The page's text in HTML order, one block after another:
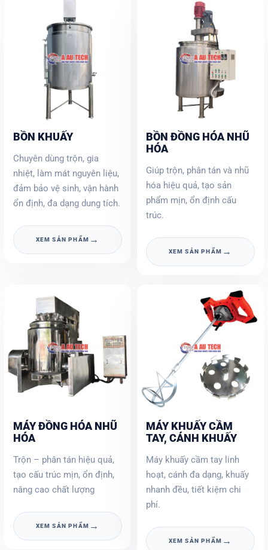
BỒN KHUẤY
Chuyên dùng trộn, gia
nhiệt, làm mát nguyên liệu,
đảm bảo vệ sinh, vận hành
ổn định, đa dạng dung tích.
XEM SẢN PHẨM →
BỒN ĐỒNG HÓA NHŨ
HÓA
Giúp trộn, phân tán và nhũ
hóa hiệu quả, tạo sản
phẩm mịn, ổn định cấu
trúc.
XEM SẢN PHẨM →
MÁY ĐỒNG HÓA NHŨ
HÓA
Trộn – phân tán hiệu quả,
tạo cấu trúc mịn, ổn định,
nâng cao chất lượng
XEM SẢN PHẨM →
MÁY KHUẤY CẦM
TAY, CÁNH KHUẤY
Máy khuấy cầm tay linh
hoạt, cánh đa dạng, khuấy
nhanh đều, tiết kiệm chi
phí.
XEM SẢN PHẨM →